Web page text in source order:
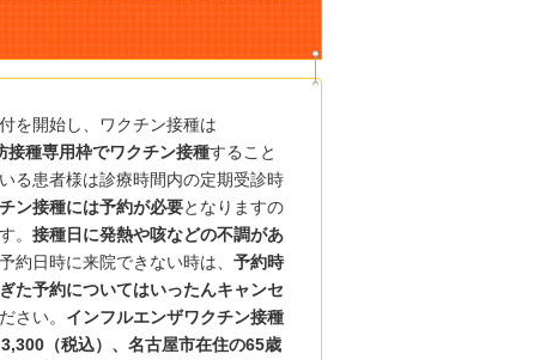
を開始し、ワクチン接種は
接種専用枠でワクチン接種すること
る患者様は診療時間内の定期受診時
ン接種には予約が必要となりますの
。 接種日に発熱や咳などの不調があ
約日時に来院できない時は、 予約時
た予約についてはいったんキャンセ
さい。 インフルエンザワクチン接種
（税込）、名古屋市在住の65歳